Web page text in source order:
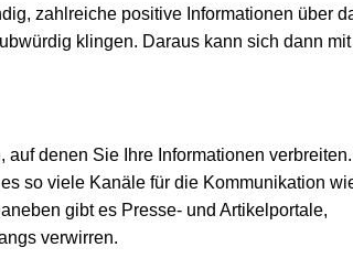
zahlreiche positive Informationen über
klingen. Daraus kann sich dann
denen Sie Ihre Informationen verbreiten.
so viele Kanäle für die Kommunikation
gibt es Presse- und Artikelportale,
verwirren.